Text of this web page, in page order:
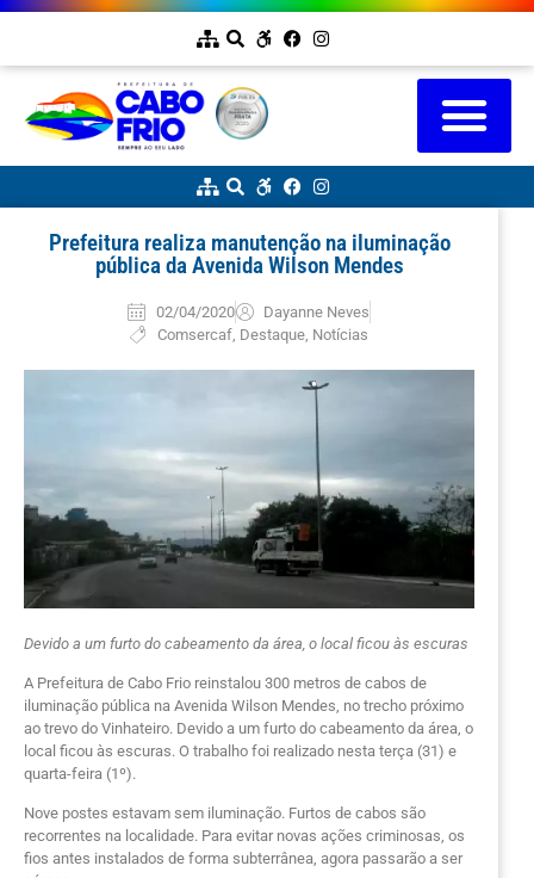
Prefeitura realiza manutenção na iluminação
pública da Avenida Wilson Mendes
02/04/2020
Dayanne Neves
Comsercaf Destaque Notícias
Devido a um furto do cabeamento da área, o local ficou às escuras
A Prefeitura de Cabo Frio reinstalou 300 metros de cabos de
iluminação pública na Avenida Wilson Mendes, no trecho próximo
ao trevo do Vinhateiro. Devido a um furto do cabeamento da área, o
local ficou às escuras. O trabalho foi realizado nesta terça (31) e
quarta-feira (1º).
Nove postes estavam sem iluminação. Furtos de cabos são
recorrentes na localidade. Para evitar novas ações criminosas, os
fios antes instalados de forma subterrânea, agora passarão a ser